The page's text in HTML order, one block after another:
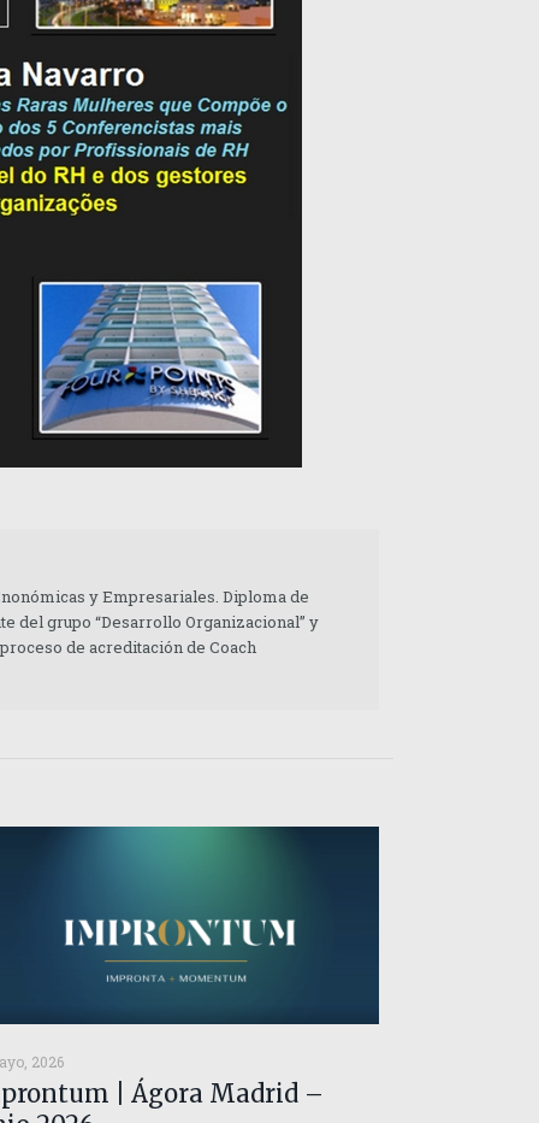
y Empresariales. Diploma de
del grupo “Desarrollo Organizacional” y
de acreditación de Coach
2026
| Ágora Madrid –